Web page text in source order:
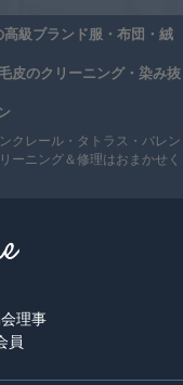
級ブランド服・布団・絨
皮のクリーニング・染み抜
クレール・タトラス・バレン
ーニング＆修理はおまかせく
理事
員